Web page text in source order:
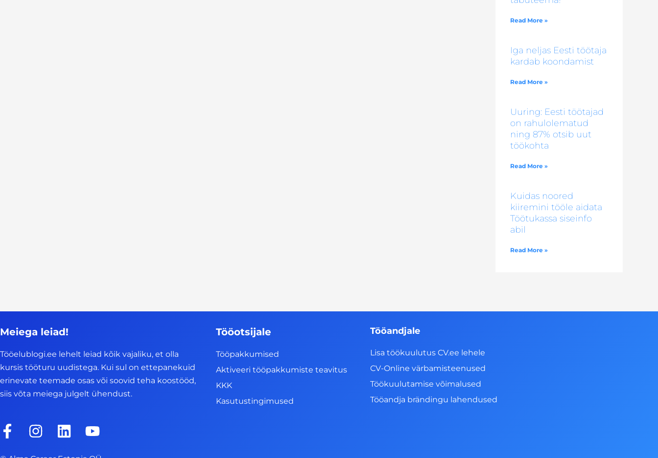
Read More »
Iga neljas Eesti töötaja
kardab koondamist
Read More »
Uuring: Eesti töötajad
on rahulolematud
ning 87% otsib uut
töökohta
Read More »
Kuidas noored
kiiremini tööle aidata
Töötukassa siseinfo
abil
Read More »
Meiega leiad!
Tööelublogi.ee lehelt leiad kõik vajaliku, et olla
kursis tööturu uudistega. Kui sul on ettepanekuid
erinevate teemade osas või soovid teha koostööd,
siis võta meiega julgelt ühendust.
F
I
L
Y
Tööotsijale
Tööpakkumised
Aktiveeri tööpakkumiste teavitus
KKK
Kasutustingimused
Tööandjale
Lisa töökuulutus CV.ee lehele
CV-Online värbamisteenused
Töökuulutamise võimalused
Tööandja brändingu lahendused